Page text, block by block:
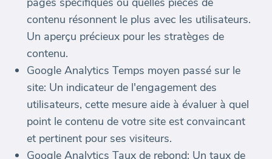
contenu résonnent le plus avec les utilisateurs.
Un aperçu précieux pour les stratèges de
contenu.
Google Analytics Temps moyen passé sur le
site: Un indicateur de l'engagement des
utilisateurs, cette mesure aide à évaluer à quel
point le contenu de votre site est convaincant
et pertinent pour ses visiteurs.
Google Analytics Taux de rebond: Un taux de